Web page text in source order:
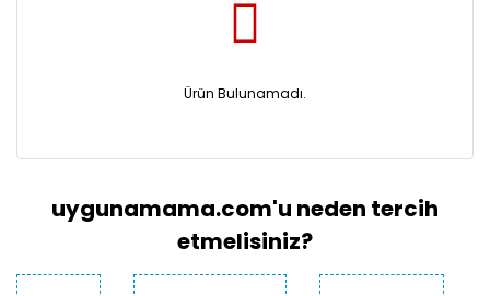
Ürün Bulunamadı.
uygunamama.com'u neden tercih
etmelisiniz?